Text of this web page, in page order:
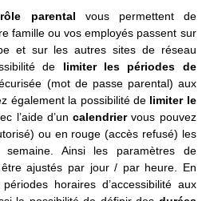
parental vous permettent de
famille ou vos employés passent sur
et sur les autres sites de réseau
de limiter les périodes de
(mot de passe parental) aux
également la possibilité de limiter le
l’aide d’uncalendriervous pouvez
ou en rouge (accès refusé) les
Ainsi les paramètres de
ajustés par jour / par heure. En
horaires d’accessibilité aux